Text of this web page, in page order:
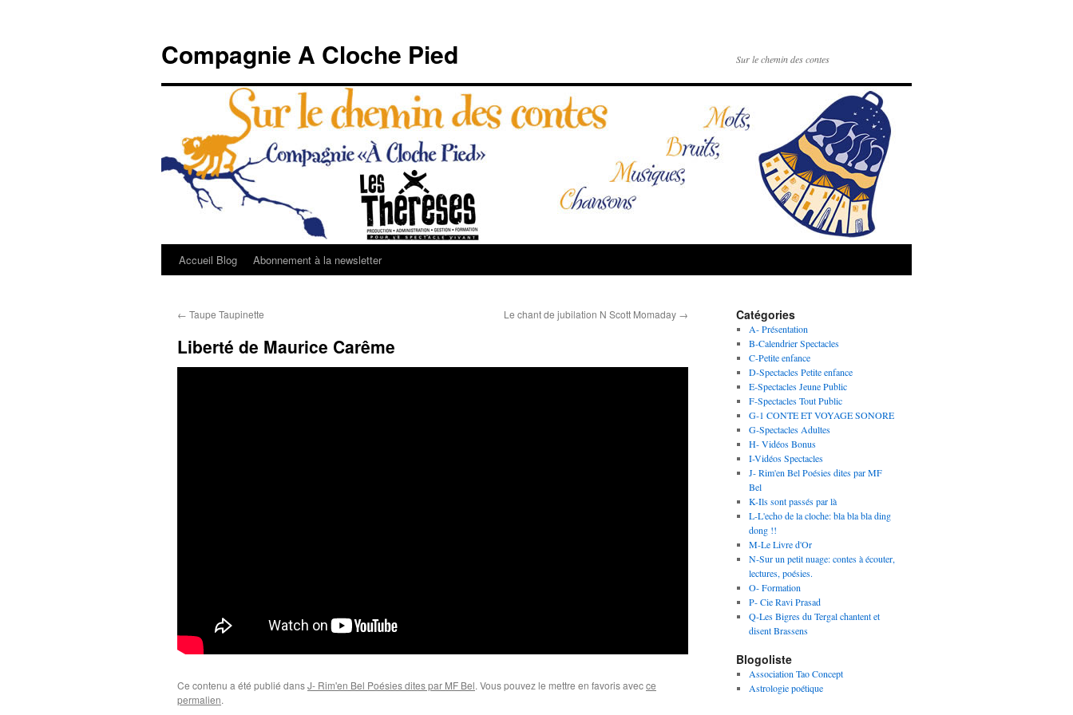
Compagnie A Cloche Pied Sur le chemin des contes
Aller
contenu
Accueil Blog Abonnement à la newsletter
← Taupe Taupinette Le chant de jubilation N Scott Momaday →
Liberté de Maurice Carême
Ce contenu a été publié dansJ- Rim'en Bel Poésies dites par MF Bel. Vous pouvez le mettre en favoris avecce
permalien.
Catégories
A- Présentation
B-Calendrier Spectacles
C-Petite enfance
D-Spectacles Petite enfance
E-Spectacles Jeune Public
F-Spectacles Tout Public
G-1 CONTE ET VOYAGE SONORE
G-Spectacles Adultes
H- Vidéos Bonus
I-Vidéos Spectacles
J- Rim'en Bel Poésies dites par MF
Bel
K-Ils sont passés par là
L-L'echo de la cloche: bla bla bla ding
dong !!
M-Le Livre d'Or
N-Sur un petit nuage: contes à écouter,
lectures, poésies.
O- Formation
P- Cie Ravi Prasad
Q-Les Bigres du Tergal chantent et
disent Brassens
Blogoliste
Association Tao Concept
Astrologie poétique